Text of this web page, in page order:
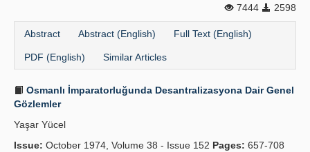
7444
2598
Abstract Abstract (English) Full Text (English)
PDF (English) Similar Articles
Osmanlı İmparatorluğunda Desantralizasyona Dair Genel
Gözlemler
Yaşar Yücel
Issue: October 1974, Volume 38 - Issue 152 Pages: 657-708